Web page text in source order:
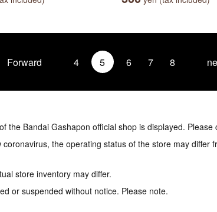
Forward 4 5 6 7 8
the Bandai Gashapon official shop is displayed.
the operating status of the store may differ
store inventory may differ.
or suspended without notice. Please note.